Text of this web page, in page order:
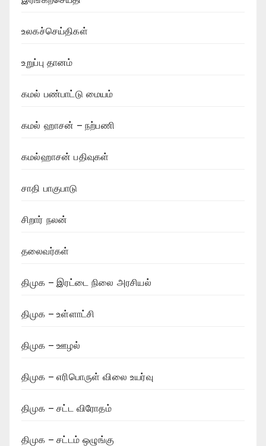
உலகச்செய்திகள்
உறுப்பு தானம்
கமல் பண்பாட்டு மையம்
கமல் ஹாசன் – நற்பணி
கமல்ஹாசன் பதிவுகள்
சாதி பாகுபாடு
சிறார் நலன்
தலைவர்கள்
திமுக – இரட்டை நிலை அரசியல்
திமுக – உள்ளாட்சி
திமுக – ஊழல்
திமுக – எரிபொருள் விலை உயர்வு
திமுக – சட்ட விரோதம்
திமுக – சட்டம் ஒழுங்கு